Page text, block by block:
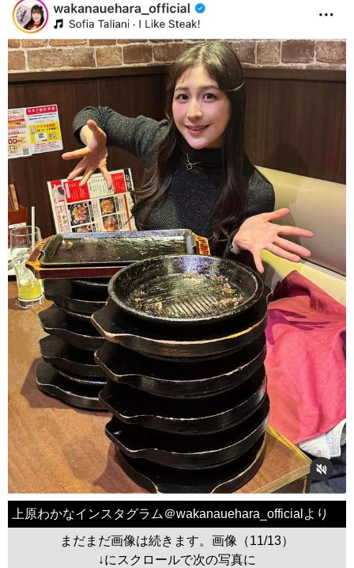
上原わかなインスタグラム＠wakanauehara_officialより
まだまだ画像は続きます。画像（11/13）
↓にスクロールで次の写真に